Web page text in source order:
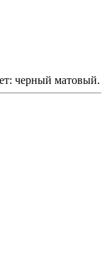
черный матовый.